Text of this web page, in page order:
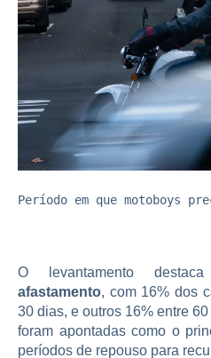
Período em que motoboys
O levantamento
afastamento, com 16% dos
30 dias, e outros 16% entre
foram apontadas como o
períodos de repouso para